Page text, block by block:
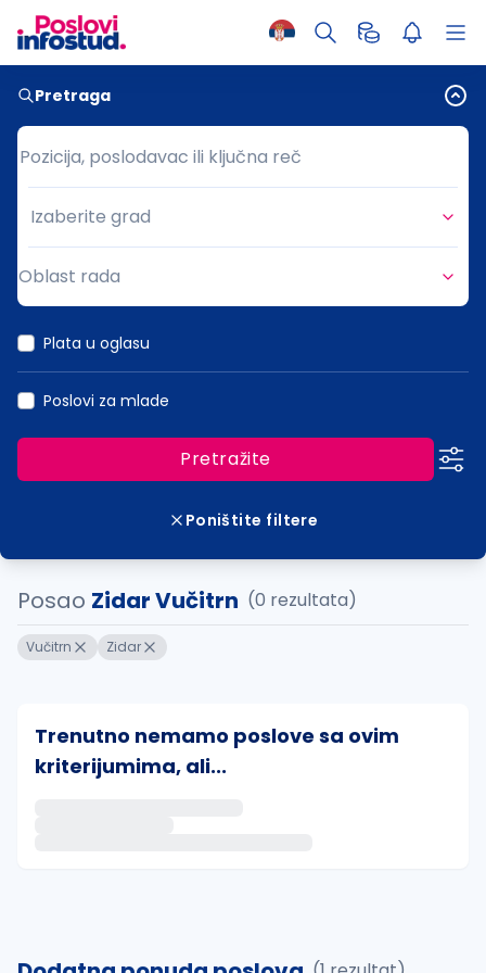
Pretraga
Pozicija, poslodavac ili ključna reč
Pozicija, poslodavac ili ključna reč
Grad
Izaberite grad
Oblast rada
Plata u oglasu
Poslovi za mlade
Pretražite
Poništite filtere
Posao Zidar Vučitrn (0 rezultata)
Vučitrn Zidar
Trenutno nemamo poslove sa ovim
kriterijumima, ali...